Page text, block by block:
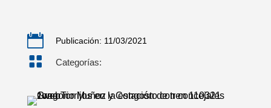
 Publicación: 11/03/2021
 Categorías: